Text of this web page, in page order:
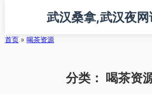
主
武汉桑拿,武汉夜
首页 » 喝茶资源
分类： 喝茶资